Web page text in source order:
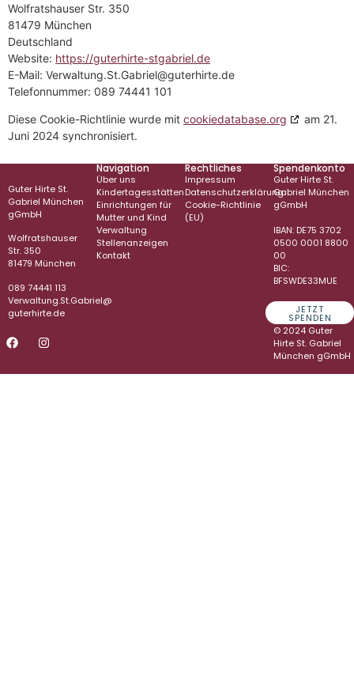
Wolfratshauser Str. 350
81479 München
Deutschland
Website: https://guterhirte-stgabriel.de
E-Mail: Verwaltung.St.Gabriel@guterhirte.de
Telefonnummer: 089 74441 101
Diese Cookie-Richtlinie wurde mit cookiedatabase.org
am 21.
Juni 2024 synchronisiert.
Guter Hirte St.
Gabriel München
gGmbH
Wolfratshauser
Str. 350
81479 München
089 74441 113
Verwaltung.St.Gabriel@
guterhirte.de
Navigation
Über uns
Kindertagesstätten
Einrichtungen für
Mutter und Kind
Verwaltung
Stellenanzeigen
Kontakt
Rechtliches
Impressum
Datenschutzerklärung
Cookie-Richtlinie
(EU)
Spendenkonto
Guter Hirte St.
Gabriel München
gGmbH
IBAN: DE75 3702
0500 0001 8800
00
BIC:
BFSWDE33MUE
JETZT
SPENDEN
© 2024 Guter
Hirte St. Gabriel
München gGmbH